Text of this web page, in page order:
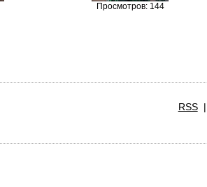
Просмотров: 144
RSS|